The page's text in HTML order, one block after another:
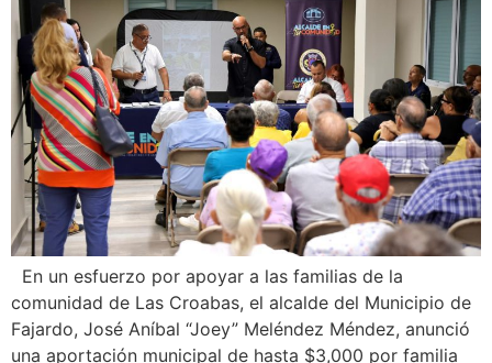
En un esfuerzo por apoyar a las familias de la
comunidad de Las Croabas, el alcalde del Municipio de
Fajardo, José Aníbal “Joey” Meléndez Méndez, anunció
una aportación municipal de hasta $3,000 por familia